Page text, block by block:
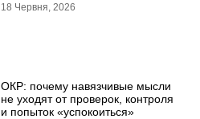
18 Червня, 2026
ОКР: почему навязчивые мысли
не уходят от проверок, контроля
и попыток «успокоиться»